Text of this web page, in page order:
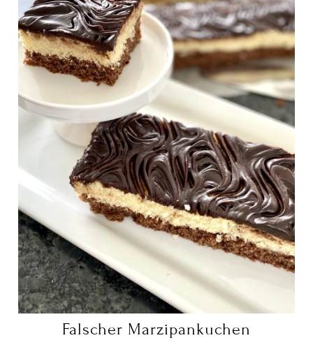
Falscher Marzipankuchen